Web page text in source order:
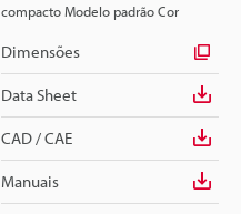
compacto Modelo padrão Cor
Dimensões
Data Sheet
CAD / CAE
Manuais